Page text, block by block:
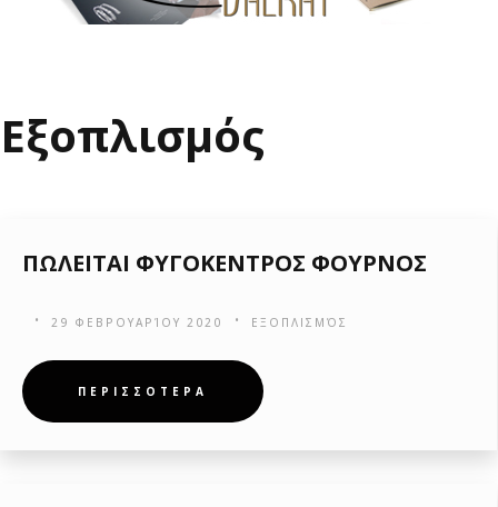
Εξοπλισμός
ΠΩΛΕΙΤΑΙ ΦΥΓΟΚΕΝΤΡΟΣ ΦΟΥΡΝΟΣ
29 ΦΕΒΡΟΥΑΡΊΟΥ 2020 ΕΞΟΠΛΙΣΜΌΣ
ΠΕΡΙΣΣΟΤΕΡΑ